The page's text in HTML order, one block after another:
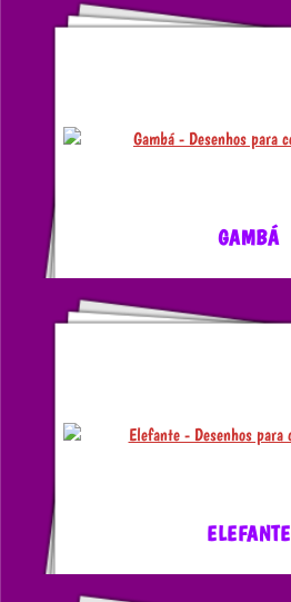
GAMBÁ
ELEFANTE